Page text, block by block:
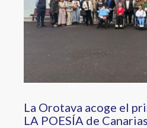
La Orotava acoge el
LA POESÍA de Canarias